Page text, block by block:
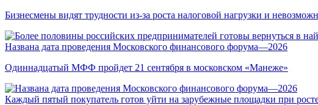
Бизнесмены видят трудности из-за роста налоговой нагрузки и
Названа дата проведения Московского финансового форума—2026
Одиннадцатый МФФ пройдет 21 сентября в московском «Манеже»
Каждый пятый покупатель готов уйти на зарубежные площадки при